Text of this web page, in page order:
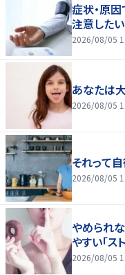
症状・原
注意した
2026/08/05
あなたは
2026/08/05
それって
2026/08/05
やめられ
やすい「ス
2026/08/05